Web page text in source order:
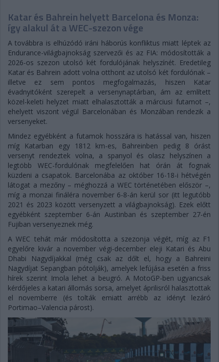
Katar és Bahrein helyett Barcelona és Monza:
így alakul át a WEC-szezon vége
A továbbra is elhúzódó iráni háborús konfliktus miatt léptek az
Endurance-világbajnokság szervezői és az FIA: módosították a
2026-os szezon utolsó két fordulójának helyszínét. Eredetileg
Katar és Bahrein adott volna otthont az utolsó két fordulónak –
illetve ez sem pontos megfogalmazás, hiszen Katar
évadnyitóként szerepelt a versenynaptárban, ám az említett
közel-keleti helyzet miatt elhalasztották a márciusi futamot –,
ehelyett viszont végül Barcelonában és Monzában rendezik a
versenyeket.
Mindez egyébként a futamok hosszára is hatással van, hiszen
míg Katarban egy 1812 km-es, Bahreinben pedig 8 órást
versenyt rendeztek volna, a spanyol és olasz helyszínen a
legtöbb WEC-fordulónak megfelelően hat órán át fognak
küzdeni a csapatok. Barcelonába az október 16-18-i hétvégén
látogat a mezőny – méghozzá a WEC történetében először –,
míg a monzai fináléra november 6-8-án kerül sor (itt legutóbb
2021 és 2023 között versenyzett a világbajnokság). Ezek előtt
egyébként szeptember 6-án Austinban és szeptember 27-én
Fujiban versenyeznek még.
A WEC tehát már módosította a szezonja végét, míg az F1
egyelőre kivár a november végi-december eleji Katari és Abu
Dhabi Nagydíjakkal (még csak az dőlt el, hogy a Bahreini
Nagydíjat Sepangban pótolják), amelyek lefújása esetén a friss
hírek szerint Imola lehet a beugró. A MotoGP-ben ugyancsak
kérdőjeles a katari állomás sorsa, amelyet áprilisról halasztottak
el novemberre (és tolták emiatt arrébb az idényt lezáró
Portimao–Valencia párost).